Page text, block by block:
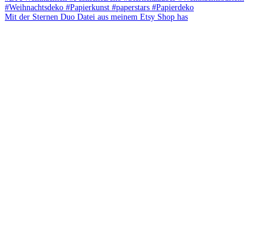
Mit der Sternen Duo Datei aus meinem Etsy Shop has